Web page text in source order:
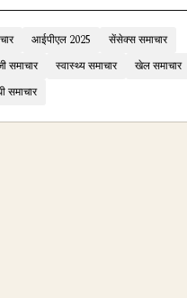
आईपीएल 2025
सेंसेक्स समाचार
समाचार
स्वास्थ्य समाचार
खेल समाचार
समाचार